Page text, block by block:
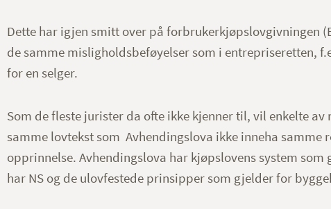
Dette har igjen smitt over på forbrukerkjøpslovgivningen
de samme misligholdsbeføyelser som i entrepriseretten,
for en selger.
Som de fleste jurister da ofte ikke kjenner til, vil enkelte
samme lovtekst som Avhendingslova ikke inneha
opprinnelse. Avhendingslova har kjøpslovens system
har NS og de ulovfestede prinsipper som gjelder for